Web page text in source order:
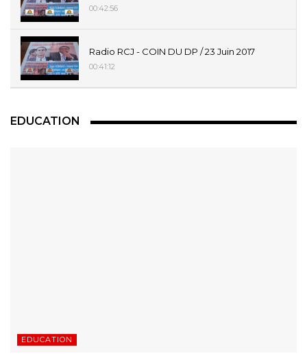
00:42:56
Radio RCJ - COIN DU DP / 23 Juin 2017
00:41:12
EDUCATION
EDUCATION